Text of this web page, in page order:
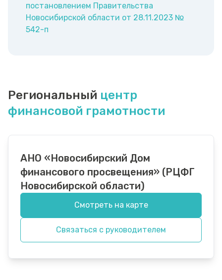
постановлением Правительства
Новосибирской области от 28.11.2023 №
542-п
Региональный центр
финансовой грамотности
АНО «Новосибирский Дом
финансового просвещения» (РЦФГ
Новосибирской области)
Смотреть на карте
Связаться с руководителем